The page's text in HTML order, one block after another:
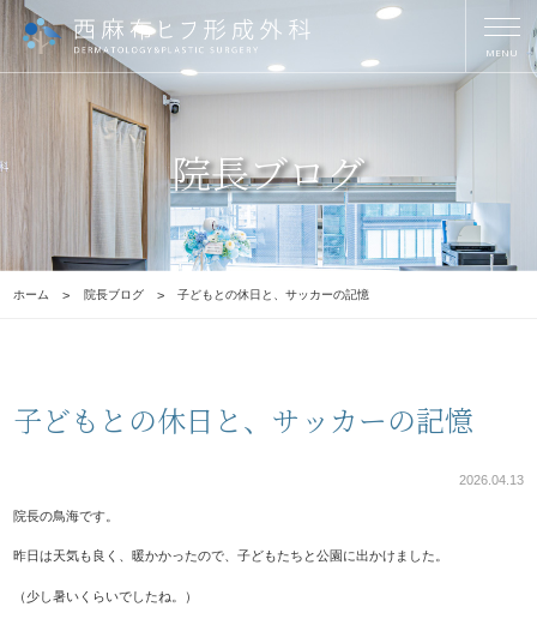
院長ブログ
ホーム 院長ブログ 子どもとの休日と、サッカーの記憶
子どもとの休日と、サッカーの記憶
2026.04.13
院長の鳥海です。
昨日は天気も良く、暖かかったので、子どもたちと公園に出かけました。
（少し暑いくらいでしたね。）